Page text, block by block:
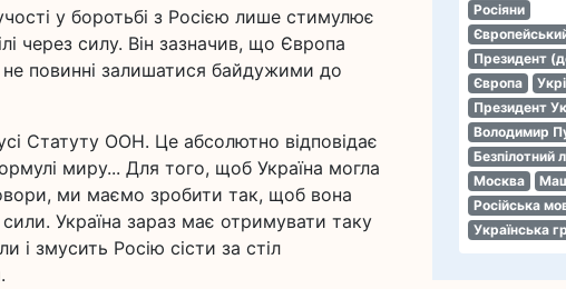
Росіяни
Президент
Європа
Президент
Володимир
Безпілотний
Москва
Російська
Українська
у боротьбі з Росією лише стимулює
через силу. Він зазначив, що Європа
не повинні залишатися байдужими до
Статуту ООН. Це абсолютно відповідає
миру... Для того, щоб Україна могла
ми маємо зробити так, щоб вона
сили. Україна зараз має отримувати таку
і змусить Росію сісти за стіл